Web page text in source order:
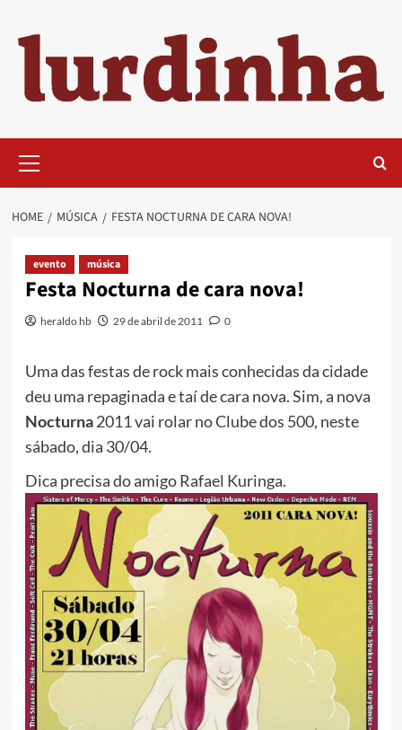
content
Menu
HOME MÚSICA FESTA NOCTURNA DE CARA NOVA!
evento música
Festa Nocturna de cara nova!
heraldo hb 29 de abril de 2011 0
Uma das festas de rock mais conhecidas da cidade
deu uma repaginada e taí de cara nova. Sim, a nova
Nocturna2011 vai rolar no Clube dos 500, neste
sábado, dia 30/04.
Dica precisa do amigo Rafael Kuringa.